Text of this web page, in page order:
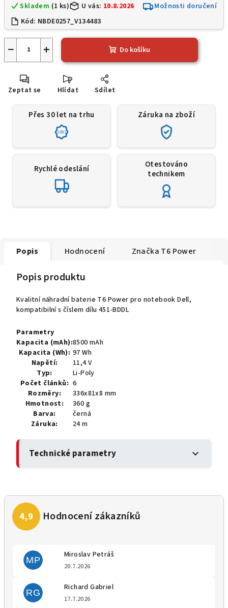
Skladem (1 ks) U vás: 10.8.2026
Možnosti doručení
Kód: NBDE0257_V134483
+
− Do košíku
Zeptat se Hlídat Sdílet
Přes 30 let na trhu
1991
Záruka na zboží
Rychlé odeslání
Otestováno
technikem
Popis Hodnocení Značka T6 Power
Popis produktu
Kvalitní náhradní baterie T6 Power pro notebook Dell,
kompatibilní s číslem dílu 451-BDDL
Parametry
Kapacita (mAh):8500 mAh
Kapacita (Wh): 97 Wh
Napětí:
11,4 V
Typ:
Li-Poly
Počet článků: 6
Rozměry:
336x81x8 mm
Hmotnost:
360 g
Barva:
černá
Záruka:
24 m
Technické parametry expand_more
MP
Miroslav Petráš
20.7.2026
RG
Richard Gabriel
17.7.2026